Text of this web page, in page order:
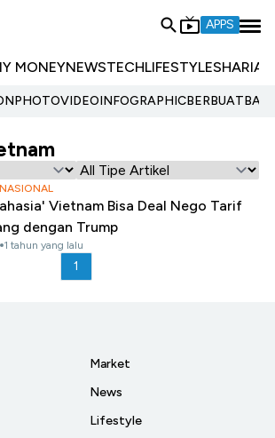
APPS
MONEYNEWSTECHLIFESTYLESHARIA
PHOTOVIDEOINFOGRAPHIC
Vietnam Bisa Deal Nego Tarif
dengan Trump
1 tahun yang lalu
1
Market
News
Lifestyle